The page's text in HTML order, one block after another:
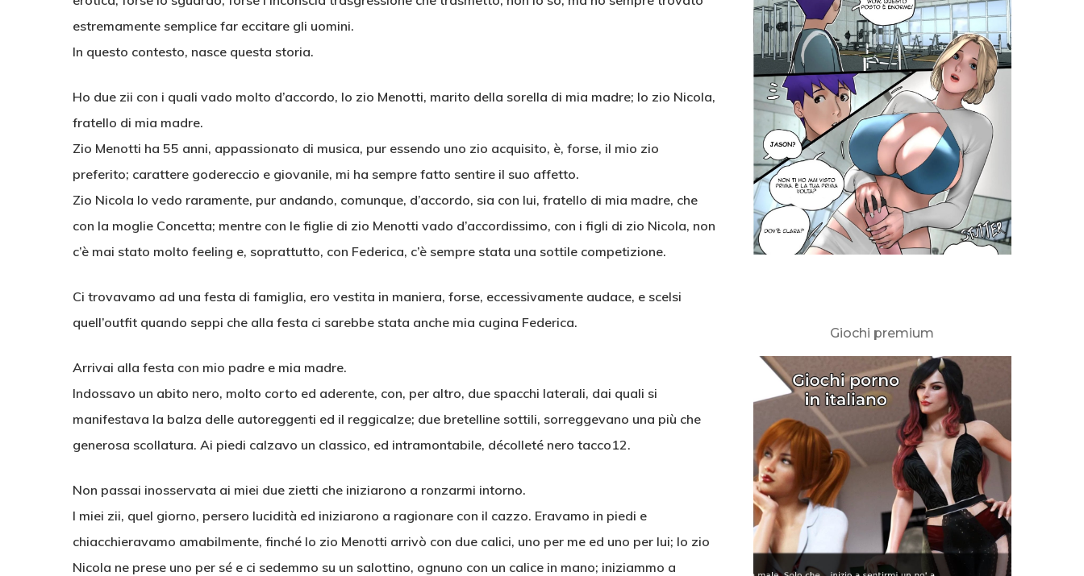
estremamente semplice far eccitare gli uomini.
In questo contesto, nasce questa storia.
Ho due zii con i quali vado molto d’accordo, lo zio Menotti, marito della sorella di mia madre; lo zio Nicola,
fratello di mia madre.
Zio Menotti ha 55 anni, appassionato di musica, pur essendo uno zio acquisito, è, forse, il mio zio
preferito; carattere godereccio e giovanile, mi ha sempre fatto sentire il suo affetto.
Zio Nicola lo vedo raramente, pur andando, comunque, d’accordo, sia con lui, fratello di mia madre, che
con la moglie Concetta; mentre con le figlie di zio Menotti vado d’accordissimo, con i figli di zio Nicola, non
c’è mai stato molto feeling e, soprattutto, con Federica, c’è sempre stata una sottile competizione.
Ci trovavamo ad una festa di famiglia, ero vestita in maniera, forse, eccessivamente audace, e scelsi
quell’outfit quando seppi che alla festa ci sarebbe stata anche mia cugina Federica.
Arrivai alla festa con mio padre e mia madre.
Indossavo un abito nero, molto corto ed aderente, con, per altro, due spacchi laterali, dai quali si
manifestava la balza delle autoreggenti ed il reggicalze; due bretelline sottili, sorreggevano una più che
generosa scollatura. Ai piedi calzavo un classico, ed intramontabile, décolleté nero tacco12.
Non passai inosservata ai miei due zietti che iniziarono a ronzarmi intorno.
I miei zii, quel giorno, persero lucidità ed iniziarono a ragionare con il cazzo. Eravamo in piedi e
chiacchieravamo amabilmente, finché lo zio Menotti arrivò con due calici, uno per me ed uno per lui; lo zio
Nicola ne prese uno per sé e ci sedemmo su un salottino, ognuno con un calice in mano; iniziammo a
Giochi premium